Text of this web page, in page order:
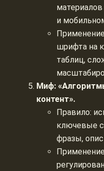
и
шрифта на
таблиц,
Миф:
контент».
Правило:
ключевые
фразы,